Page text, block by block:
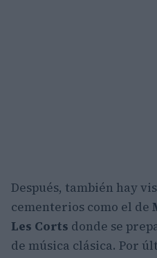
Después, también hay
cementerios como el de
Les Corts donde se
de música clásica. Por